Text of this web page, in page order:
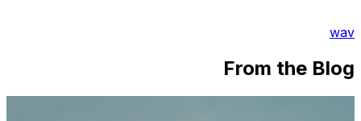
wav
From the Blog